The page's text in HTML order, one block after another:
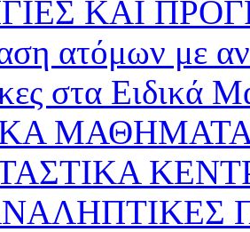
ΚΑΙ
ατόμων με
στα Ειδικά